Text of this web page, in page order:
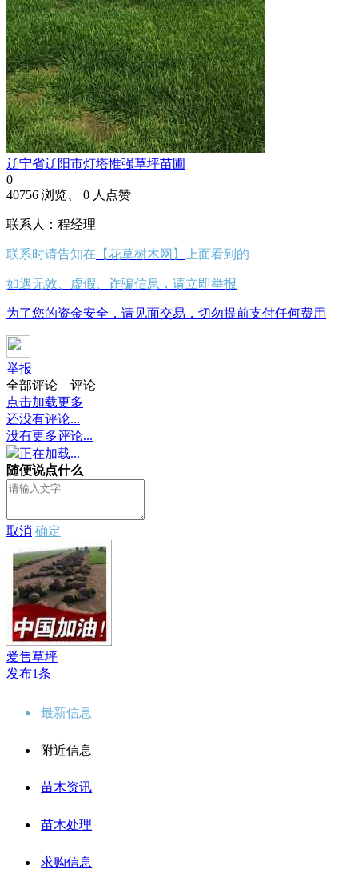
辽宁省辽阳市灯塔惟强草坪苗圃
0
40756 浏览、 0 人点赞
联系人：程经理
联系时请告知在 【花草树木网】 上面看到的
如遇无效、虚假、诈骗信息，请立即举报
为了您的资金安全，请见面交易，切勿提前支付任何费用
举报
全部评论
评论
点击加载更多
还没有评论...
没有更多评论...
正在加载...
随便说点什么
取消 确定
爱售草坪
发布1条
最新信息
附近信息
苗木资讯
苗木处理
求购信息